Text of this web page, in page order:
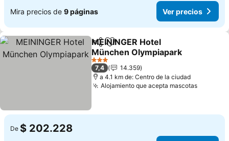
Mira precios de 9 páginas Ver precios
CompartirAgregar a favoritos
MEININGER Hotel
München Olympiapark
3 Estrellas
7,4
14.359
a 4.1 km de: Centro de la ciudad
Alojamiento que acepta mascotas
De $ 202.228